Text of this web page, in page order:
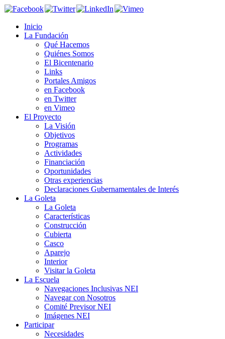
Inicio
La Fundación
Qué Hacemos
Quiénes Somos
El Bicentenario
Links
Portales Amigos
en Facebook
en Twitter
en Vimeo
El Proyecto
La Visión
Objetivos
Programas
Actividades
Financiación
Oportunidades
Otras experiencias
Declaraciones Gubernamentales de Interés
La Goleta
La Goleta
Características
Construcción
Cubierta
Casco
Aparejo
Interior
Visitar la Goleta
La Escuela
Navegaciones Inclusivas NEI
Navegar con Nosotros
Comité Previsor NEI
Imágenes NEI
Participar
Necesidades